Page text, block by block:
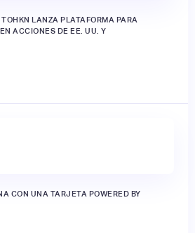
LANZA PLATAFORMA PARA
ACCIONES DE EE. UU. Y
CON UNA TARJETA POWERED BY